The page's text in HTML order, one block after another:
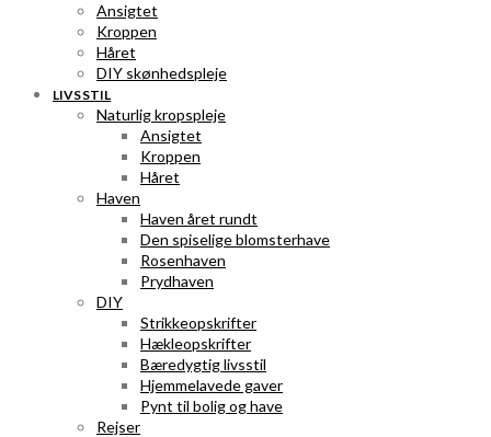
Ansigtet
Kroppen
Håret
DIY skønhedspleje
LIVSSTIL
Naturlig kropspleje
Ansigtet
Kroppen
Håret
Haven
Haven året rundt
Den spiselige blomsterhave
Rosenhaven
Prydhaven
DIY
Strikkeopskrifter
Hækleopskrifter
Bæredygtig livsstil
Hjemmelavede gaver
Pynt til bolig og have
Rejser